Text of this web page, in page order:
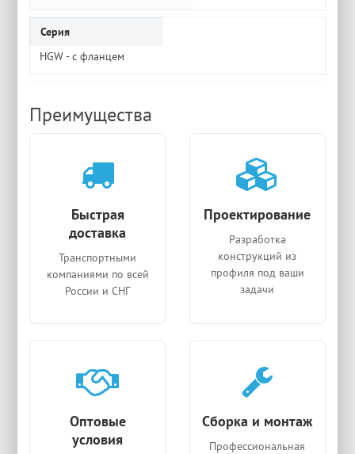
Серия
HGW - с фланцем
Преимущества
Быстрая
доставка
Транспортными
компаниями по всей
России и СНГ
Проектирование
Разработка
конструкций из
профиля под ваши
задачи
Оптовые
условия
Сборка и монтаж
Профессиональная